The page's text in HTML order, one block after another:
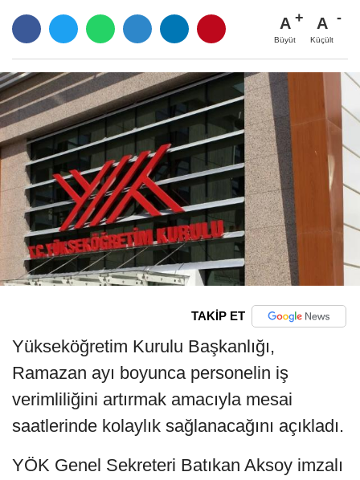
A
Büyüt
A
Küçült
TAKİP ET
Yükseköğretim Kurulu Başkanlığı,
Ramazan ayı boyunca personelin iş
verimliliğini artırmak amacıyla mesai
saatlerinde kolaylık sağlanacağını açıkladı.
YÖK Genel Sekreteri Batıkan Aksoy imzalı